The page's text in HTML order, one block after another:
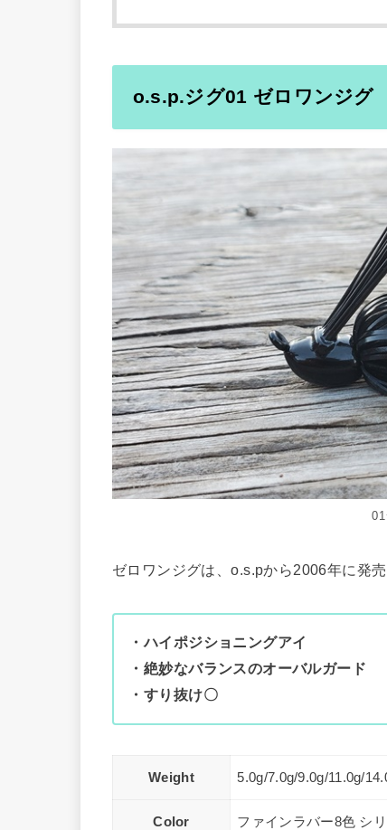
o.s.p.ジグ01 ゼロワンジグ
ゼロワンジグは、o.s.pから2006年に発売
・ハイポジショニングアイ
・絶妙なバランスのオーバルガード
・すり抜け〇
Weight 5.0g/7.0g/9.0g/11.0g/
Color ファインラバー8色 シ